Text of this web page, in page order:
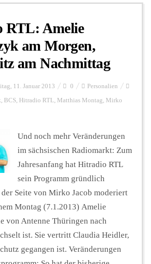
Personalien
Hintergrund
Beiträge
Podcast
Seminare
Unterstützen
RTL: Amelie
am Morgen,
am Nachmittag
11. Januar 2013 0 Personalien
, BCS, Hitradio RTL, Matthias Montag, Mirko
Und noch mehr Veränderungen
im sächsischen Radiomarkt: Zum
Jahresanfang hat Hitradio RTL
sein Programm gründlich
Seite von Mirko Jacob moderiert
Montag (7.1.2013) Amelie
von Antenne Thüringen nach
ist. Sie vertritt Claudia Heidler,
gegangen ist. Veränderungen